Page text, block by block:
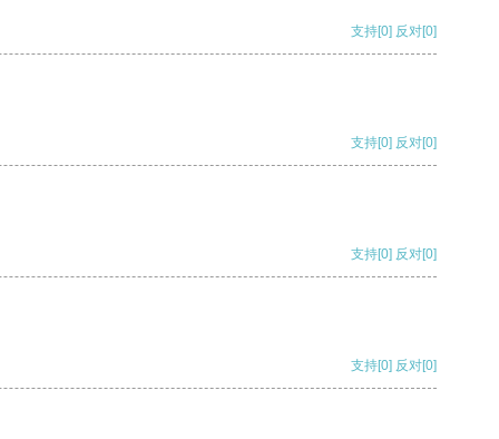
支持[0] 反对[0]
支持[0] 反对[0]
支持[0] 反对[0]
支持[0] 反对[0]